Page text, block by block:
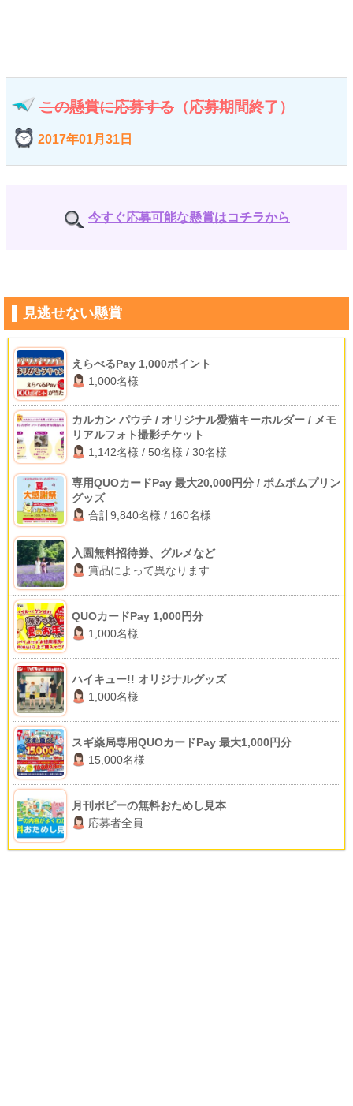
この懸賞に応募する （応募期間終了）
2017年01月31日
今すぐ応募可能な懸賞はコチラから
見逃せない懸賞
えらべるPay 1,000ポイント
1,000名様
カルカン パウチ / オリジナル愛猫キーホルダー / メモ
リアルフォト撮影チケット
1,142名様 / 50名様 / 30名様
専用QUOカードPay 最大20,000円分 / ポムポムプリン
グッズ
合計9,840名様 / 160名様
入園無料招待券、グルメなど
賞品によって異なります
QUOカードPay 1,000円分
1,000名様
ハイキュー!! オリジナルグッズ
1,000名様
スギ薬局専用QUOカードPay 最大1,000円分
15,000名様
月刊ポピーの無料おためし見本
応募者全員